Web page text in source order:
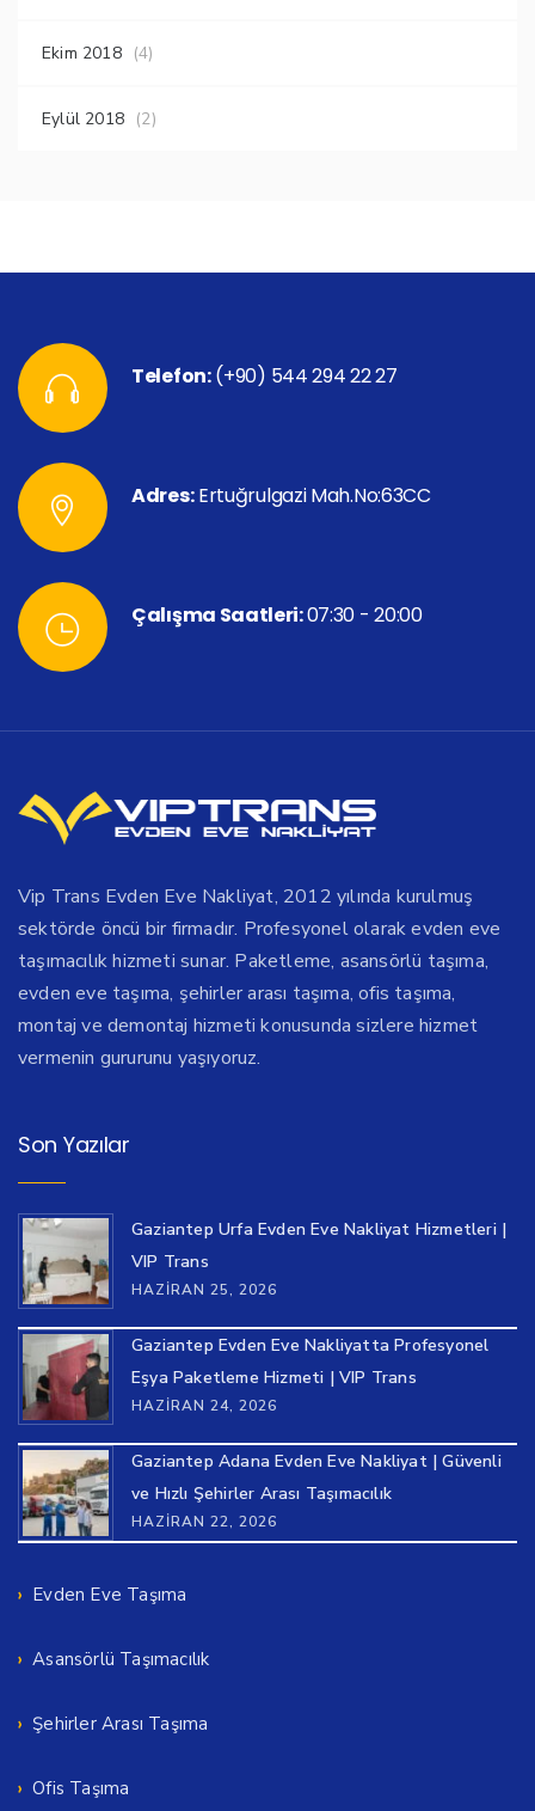
Ekim 2018 (4)
Eylül 2018 (2)
Telefon:(+90) 544 294 22 27
Adres:Ertuğrulgazi Mah.No:63CC
Çalışma Saatleri:07:30 - 20:00
Vip Trans Evden Eve Nakliyat, 2012 yılında kurulmuş
sektörde öncü bir firmadır. Profesyonel olarak evden eve
taşımacılık hizmeti sunar. Paketleme, asansörlü taşıma,
evden eve taşıma, şehirler arası taşıma, ofis taşıma,
montaj ve demontaj hizmeti konusunda sizlere hizmet
vermenin gururunu yaşıyoruz.
Son Yazılar
Gaziantep Urfa Evden Eve Nakliyat Hizmetleri |
VIP Trans
HAZIRAN 25, 2026
Gaziantep Evden Eve Nakliyatta Profesyonel
Eşya Paketleme Hizmeti | VIP Trans
HAZIRAN 24, 2026
Gaziantep Adana Evden Eve Nakliyat | Güvenli
ve Hızlı Şehirler Arası Taşımacılık
HAZIRAN 22, 2026
Evden Eve Taşıma
Asansörlü Taşımacılık
Şehirler Arası Taşıma
Ofis Taşıma